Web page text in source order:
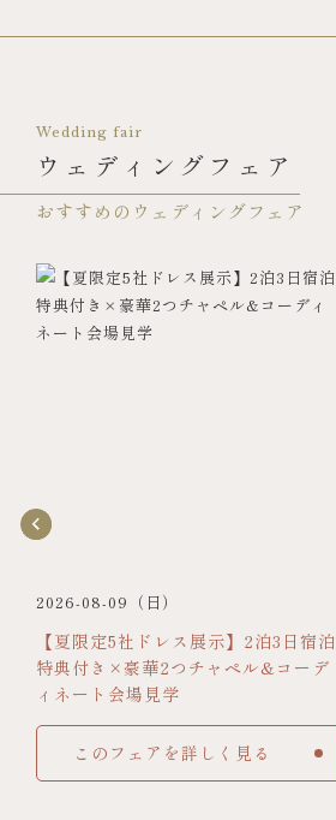
Wedding fair
ウェディングフェア
おすすめのウェディングフェア
2026-08-09（日）
【夏限定5社ドレス展示】2泊3日宿泊
特典付き×豪華2つチャペル&コーデ
ィネート会場見学
このフェアを詳しく見る